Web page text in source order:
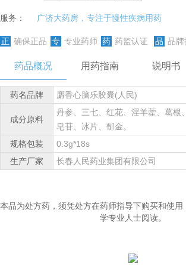
服务： 广济大药房，专注于慢性疾病用药
正 确保正品 专 专业药师 药 药监认证 品 品牌
药品概况 用药指南 说明书
药名品牌 麝香心脑乐胶囊(人民)
成分原料
丹参、三七、红花、淫羊藿、葛根
皂苷、冰片、郁金。
规格包装
0.3g*18s
生产厂家
长春人民药业集团有限公司
本品为处方药，须凭处方在药师指导下购买和使
学专业人士阅读。